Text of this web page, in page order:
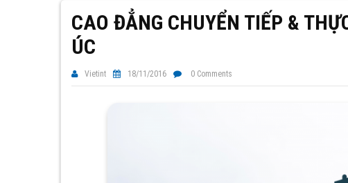
CAO ĐẲNG CHUYỂN TIẾP &
ÚC
Vietint 18/11/2016 0 Comments